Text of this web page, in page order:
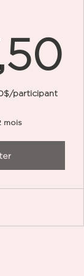
participant
mois